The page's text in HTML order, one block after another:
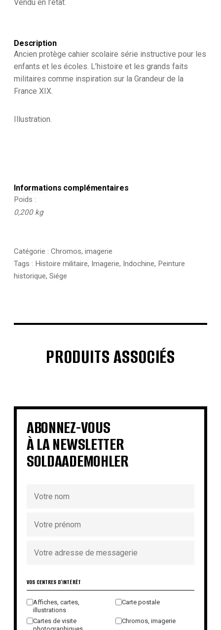
Vendu en l’état.
Description
Ancien protège cahier scolaire série instructive pour les
enfants et les écoles. L’histoire et les grands faits
militaires comme inspiration sur la Grandeur de la
France XIX.
Illustration.
Informations complémentaires
Poids
0,200 kg
Catégorie : Chromos, imagerie
Tags : Histoire militaire, Imagerie, Indochine, Peinture
historique, Siége
PRODUITS ASSOCIÉS
€ €
€
€
ABONNEZ-VOUS
À LA NEWSLETTER
SOLDAADEMOHLER
VOS CENTRES D'INTÉRÊT
Affiches, cartes,
illustrations
Carte postale
Cartes de visite
Chromos, imagerie